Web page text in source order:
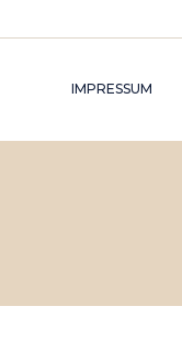
IMPRESSUM